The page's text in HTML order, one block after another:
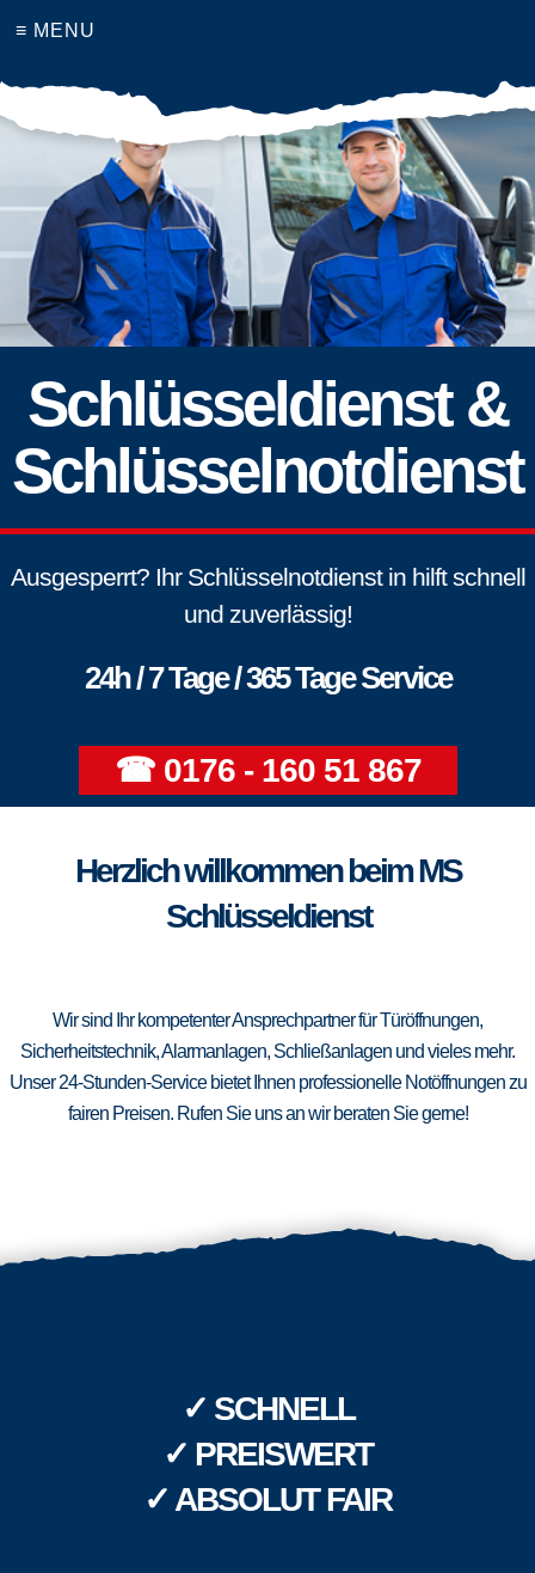
≡ MENU
Schlüsseldienst &
Schlüsselnotdienst
Ausgesperrt? Ihr Schlüsselnotdienst in hilft schnell
und zuverlässig!
24h / 7 Tage / 365 Tage Service
☎ 0176 - 160 51 867
Herzlich willkommen beim MS
Schlüsseldienst
Wir sind Ihr kompetenter Ansprechpartner für Türöffnungen,
Sicherheitstechnik, Alarmanlagen, Schließanlagen und vieles mehr.
Unser 24-Stunden-Service bietet Ihnen professionelle Notöffnungen zu
fairen Preisen. Rufen Sie uns an wir beraten Sie gerne!
✓ SCHNELL
✓ PREISWERT
✓ ABSOLUT FAIR